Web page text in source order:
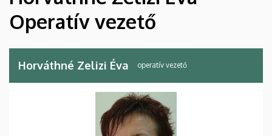
KLINIKAI
KÖZPONT
Operatív vezető
Horváthné Zelizi Éva operatív vezető